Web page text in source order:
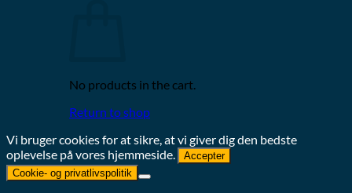
No products in the cart.
Return to shop
Vi bruger cookies for at sikre, at vi giver dig den bedste
oplevelse på vores hjemmeside.
Accepter
Cookie- og privatlivspolitik